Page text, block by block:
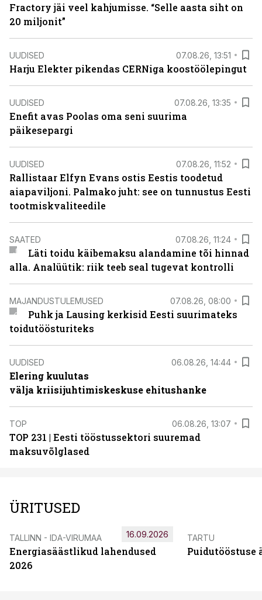
Fractory jäi veel kahjumisse. “Selle aasta siht on
20 miljonit”
UUDISED 07.08.26, 13:51
Harju Elekter pikendas CERNiga koostöölepingut
UUDISED 07.08.26, 13:35
Enefit avas Poolas oma seni suurima
päikesepargi
UUDISED 07.08.26, 11:52
Rallistaar Elfyn Evans ostis Eestis toodetud
aiapaviljoni. Palmako juht: see on tunnustus Eesti
tootmiskvaliteedile
SAATED 07.08.26, 11:24
Läti toidu käibemaksu alandamine tõi hinnad
alla. Analüütik: riik teeb seal tugevat kontrolli
MAJANDUSTULEMUSED 07.08.26, 08:00
Puhk ja Lausing kerkisid Eesti suurimateks
toidutöösturiteks
UUDISED 06.08.26, 14:44
Elering kuulutas
välja kriisijuhtimiskeskuse ehitushanke
TOP 06.08.26, 13:07
TOP 231 | Eesti tööstussektori suuremad
maksuvõlglased
ÜRITUSED
TALLINN - IDA-VIRUMAA
Energiasäästlikud lahendused
2026
16.09.2026 TARTU
Puidutööstuse